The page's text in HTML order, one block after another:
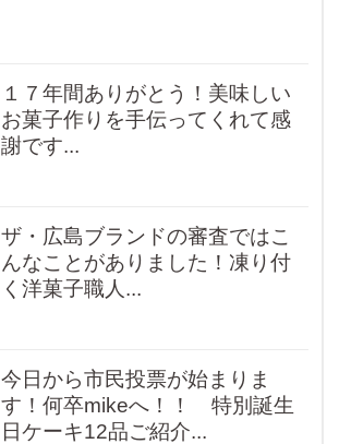
１７年間ありがとう！美味しい
お菓子作りを手伝ってくれて感
謝です...
ザ・広島ブランドの審査ではこ
んなことがありました！凍り付
く洋菓子職人...
今日から市民投票が始まりま
す！何卒mikeへ！！ 特別誕生
日ケーキ12品ご紹介...